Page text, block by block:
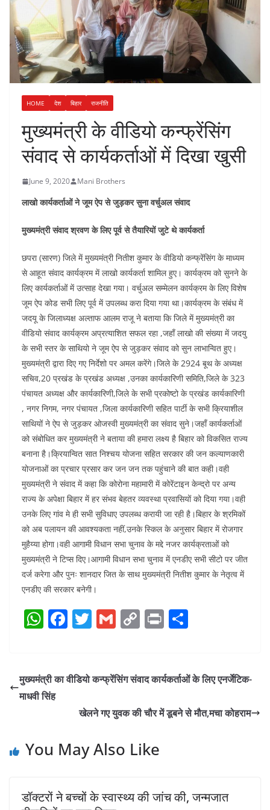
HOME देश बिहार राजनीति
मुख्यमंत्री के वीडियो कन्फ्रेंसिंग
संवाद से कार्यकर्ताओं में दिखा खुसी
June 9, 2020 Mani Brothers
लाखो कार्यकर्ताओं ने जूम ऐप से जुड़कर सुना वर्चुअल संवाद
मुख्यमंत्री संवाद श्रवण के लिए पूर्व से तैयारियों जुटे थे कार्यकर्ता
छपरा (सारण) जिले में मुख्यमंत्री नितीश कुमार के वीडियो कन्फ्रेंसिंग के माध्यम
से आहूत संवाद कार्यक्रम में लाखो कार्यकर्ता शामिल हुए। कार्यक्रम को सुनने के
लिए कार्यकर्ताओं में उत्साह देखा गया। वर्चुअल सम्मेलन कार्यक्रम के लिए विशेष
जूम ऐप कोड सभी लिए पूर्व में उपलब्ध करा दिया गया था।कार्यक्रम के संबंध में
जदयू के जिलाध्यक्ष अल्ताफ आलम राजू ने बताया कि जिले में मुख्यमंत्री का
वीडियो संवाद कार्यक्रम अप्रत्याशित सफल रहा ,जहाँ लाखो की संख्या में जदयु
के सभी स्तर के साथियो ने जूम ऐप से जुड़कर संवाद को सुन लाभान्वित हुए।
मुख्यमंत्री द्वारा दिए गए निर्देशो पर अमल करेंगे।जिले के 2924 बूथ के अध्यक्ष
सचिव,20 प्रखंड के प्रखंड अध्यक्ष ,उनका कार्यकारिणी समिति,जिले के 323
पंचायत अध्यक्ष और कार्यकारिणी,जिले के सभी प्रकोष्टो के प्रखंड कार्यकारिणी
, नगर निगम, नगर पंचायत ,जिला कार्यकारिणी सहित पार्टी के सभी क्रियाशील
साथियों ने ऐप से जुड़कर ओजस्वी मुख्यमंत्री का संवाद सुने।जहाँ कार्यकर्ताओं
को संबोधित कर मुख्यमंत्री ने बताया की हमारा लक्ष्य है बिहार को विकसित राज्य
बनाना है।क्रियान्वित सात निश्चय योजना सहित सरकार की जन कल्याणकारी
योजनाओं का प्रचार प्रसार कर जन जन तक पहुंचाने की बात कही।वही
मुख्यमंत्री ने संवाद में कहा कि कोरोना महामारी में कोरेंटाइन केन्द्रो पर अन्य
राज्य के अपेक्षा बिहार में हर संभव बेहतर व्यवस्था प्रवासियों को दिया गया।वही
उनके लिए गांव मे ही सभी सुविधाए उपलब्ध करायी जा रही है।बिहार के श्रमिकों
को अब पलायन की आवश्यकता नहीं,उनके स्किल के अनुसार बिहार में रोजगार
मुहैय्या होगा।वही आगामी विधान सभा चुनाव के मद्दे नजर कार्यक्रताओं को
मुख्यमंत्री ने टिप्स दिए।आगामी विधान सभा चुनाव में एनडीए सभी सीटो पर जीत
दर्ज करेगा और पुनः शानदार जित के साथ मुख्यमंत्री नितीश कुमार के नेतृत्व में
एनडीए की सरकार बनेगी।
W
s
A
F
e
o
k
T
er
G
l
C
y
n
Pr
e
मुख्यमंत्री का वीडियो कन्फ्रेंसिंग संवाद कार्यकर्ताओं के लिए एनर्जेटिक-
माधवी सिंह
खेलने गए युवक की चौर में डूबने से मौत,मचा कोहराम
You May Also Like
डॉक्टरों ने बच्चों के स्वास्थ्य की जांच की, जन्मजात